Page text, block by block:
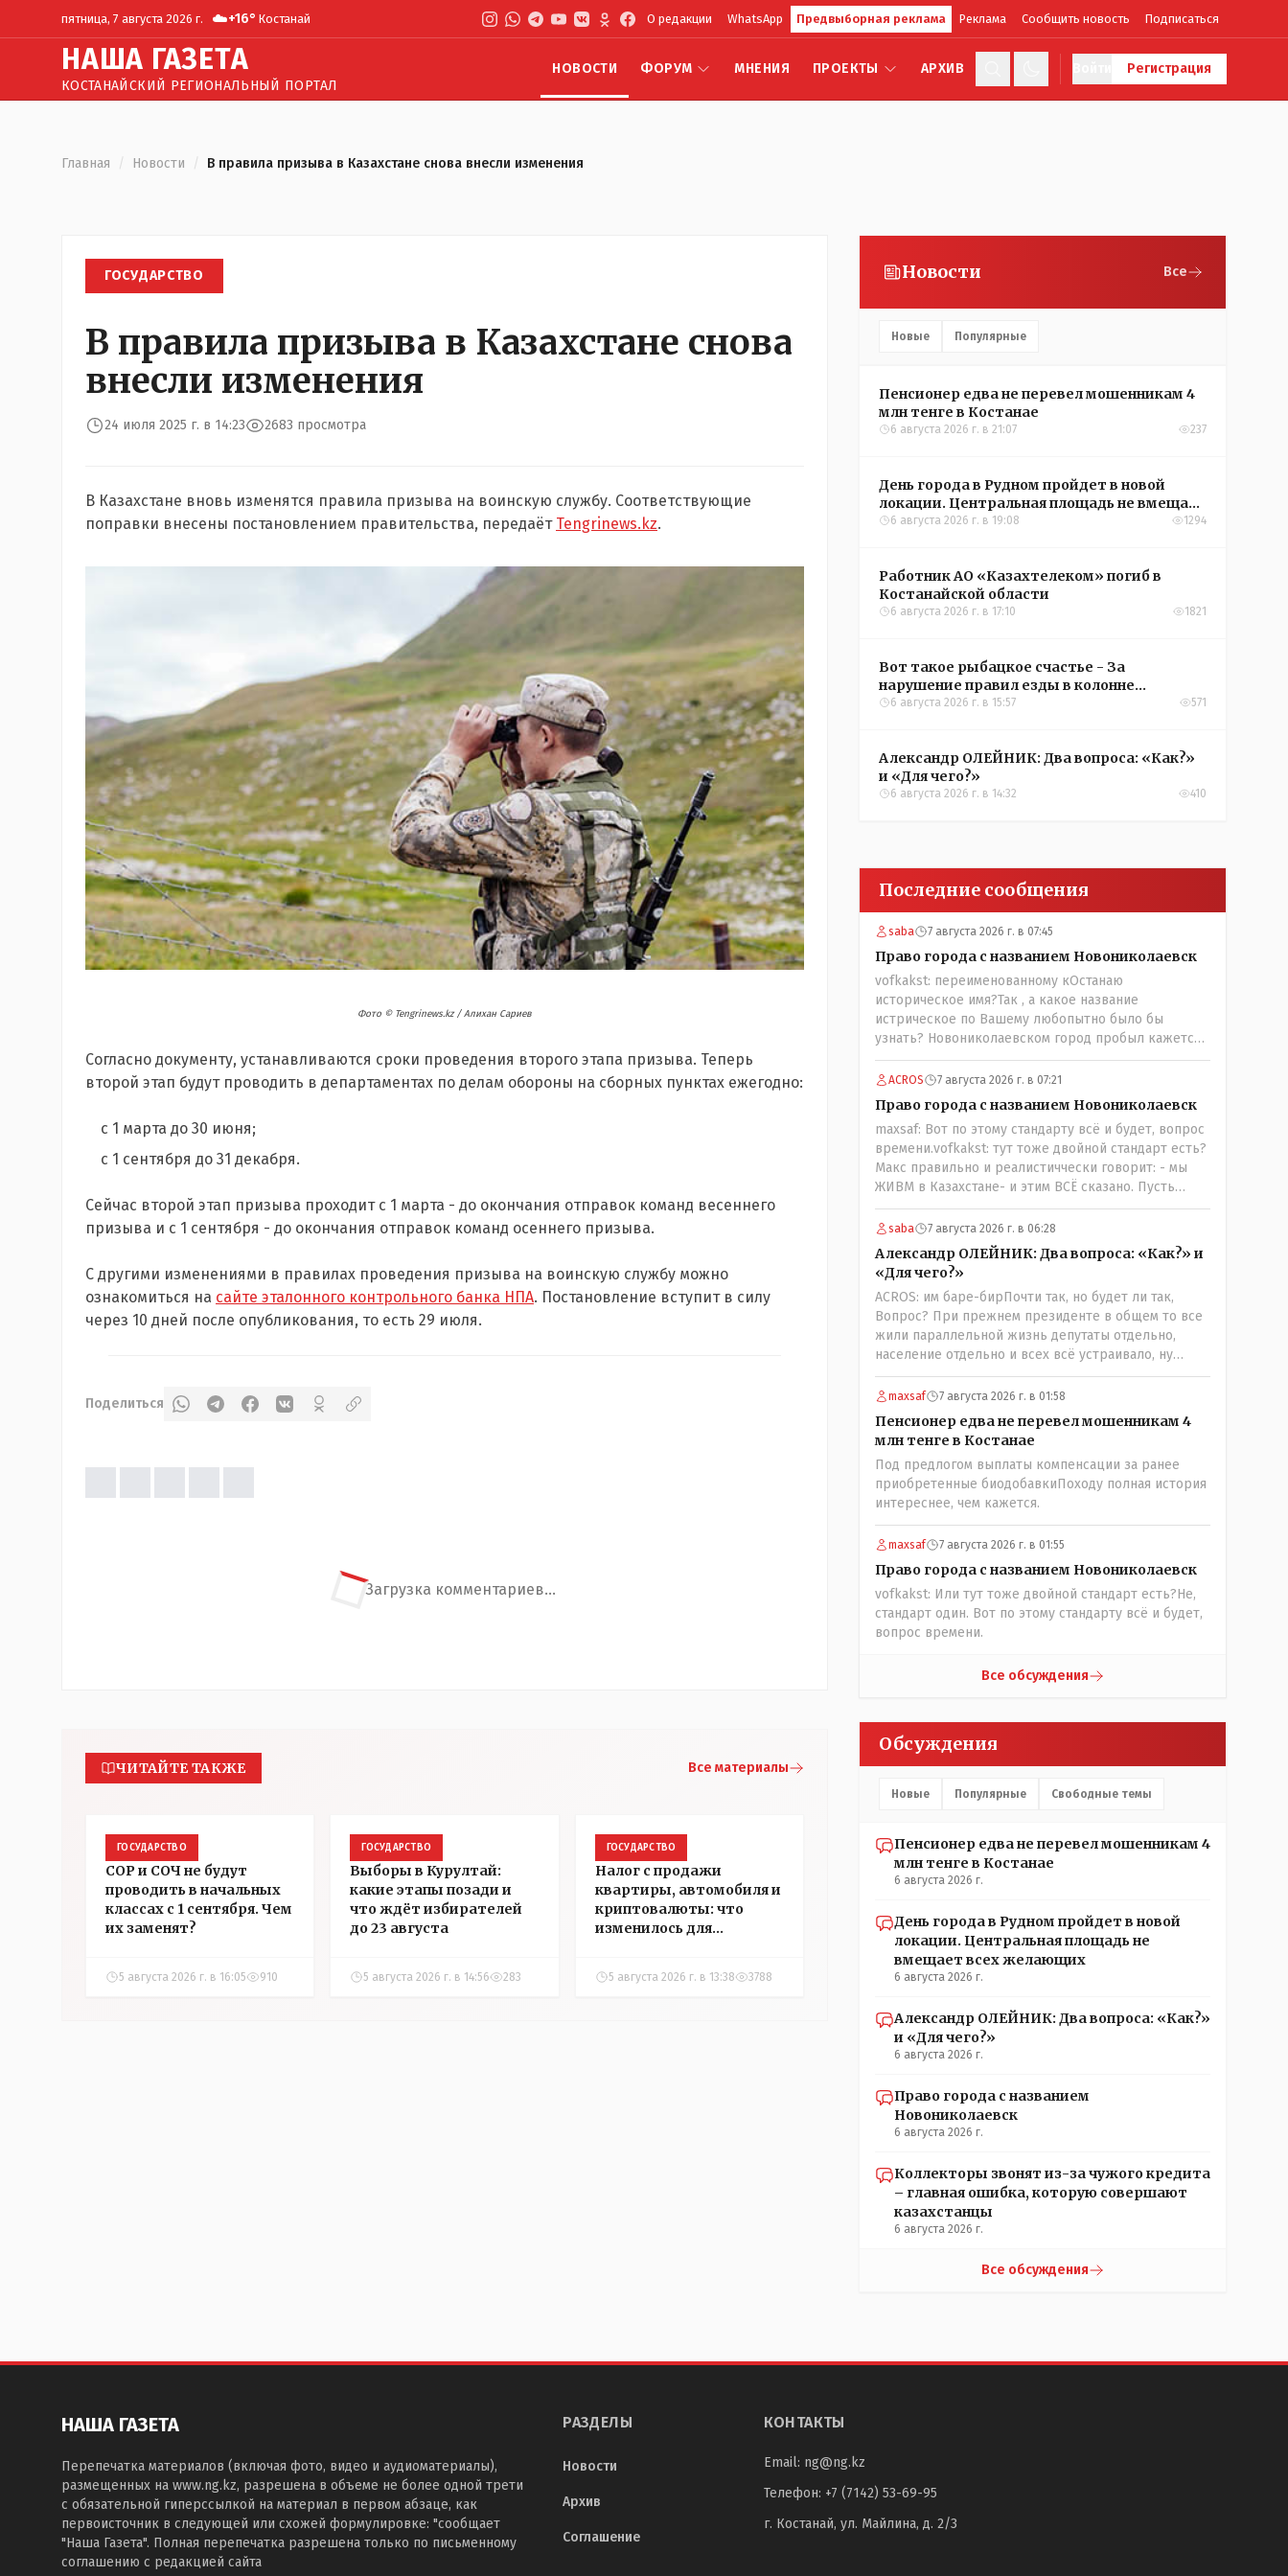
пятница, 7 августа 2026 г. ☁️+16° Костанай О редакции WhatsApp Предвыборная реклама Реклама Сообщить новость Подписаться
НАША ГАЗЕТА
КОСТАНАЙСКИЙ РЕГИОНАЛЬНЫЙ ПОРТАЛ
НОВОСТИ ФОРУМ МНЕНИЯ ПРОЕКТЫ АРХИВ Регистрация
Главная / Новости / В правила призыва в Казахстане снова внесли изменения
ГОСУДАРСТВО
В правила призыва в Казахстане снова
внесли изменения
24 июля 2025 г. в 14:23 2683 просмотра
В Казахстане вновь изменятся правила призыва на воинскую службу. Соответствующие
поправки внесены постановлением правительства, передаёт Tengrinews.kz.
Фото ©️ Tengrinews.kz / Алихан Сариев
Согласно документу, устанавливаются сроки проведения второго этапа призыва. Теперь
второй этап будут проводить в департаментах по делам обороны на сборных пунктах ежегодно:
с 1 марта до 30 июня;
с 1 сентября до 31 декабря.
Сейчас второй этап призыва проходит с 1 марта - до окончания отправок команд весеннего
призыва и с 1 сентября - до окончания отправок команд осеннего призыва.
С другими изменениями в правилах проведения призыва на воинскую службу можно
ознакомиться на сайте эталонного контрольного банка НПА. Постановление вступит в силу
через 10 дней после опубликования, то есть 29 июля.
Поделиться
Загрузка комментариев...
ЧИТАЙТЕ ТАКЖЕ Все материалы
ГОСУДАРСТВО
СОР и СОЧ не будут
проводить в начальных
классах с 1 сентября. Чем
их заменят?
5 августа 2026 г. в 16:05 910
ГОСУДАРСТВО
Выборы в Курултай:
какие этапы позади и
что ждёт избирателей
до 23 августа
5 августа 2026 г. в 14:56 283
ГОСУДАРСТВО
Налог с продажи
квартиры, автомобиля и
криптовалюты: что
изменилось для
5 августа 2026 г. в 13:38 3788
Новости Все
Новые Популярные
Пенсионер едва не перевел мошенникам 4
млн тенге в Костанае
6 августа 2026 г. в 21:07 237
День города в Рудном пройдет в новой
локации. Центральная площадь не вмещает
всех желающих
6 августа 2026 г. в 19:08 1294
Работник АО «Казахтелеком» погиб в
Костанайской области
6 августа 2026 г. в 17:10 1821
Вот такое рыбацкое счастье - За
нарушение правил езды в колонне
оштрафовали участников соревнований в
6 августа 2026 г. в 15:57 571
Александр ОЛЕЙНИК: Два вопроса: «Как?»
и «Для чего?»
6 августа 2026 г. в 14:32 410
Последние сообщения
saba 7 августа 2026 г. в 07:45
Право города с названием Новониколаевск
vofkakst: переименованному кОстанаю
историческое имя?Так , а какое название
истрическое по Вашему любопытно было бы
узнать? Новониколаевском город пробыл кажется
лет 14! Всё остальное время был в русской версии
Кустанаем, теперь в казахской версии Костанай.
например Константинополь в римской версии, стал
Стамбул в турецкой, какое название здесь
историческое?
ACROS 7 августа 2026 г. в 07:21
Право города с названием Новониколаевск
maxsaf: Вот по этому стандарту всё и будет, вопрос
времени.vofkakst: тут тоже двойной стандарт есть?
Макс правильно и реалистиччески говорит: - мы
ЖИВМ в Казахстане- и этим ВСЁ сказано. Пусть
люди попробуют- вдруг получиться, хотя навряд ли,
вы же сами сказали: "....чтобы вернуть
исторические названия городам и весям...."
историческое название согласно этой же статьи :-
Цитата:..."...Комиссия утвердила новое место для
поселения ниже по Тоболу около брода,
находившегося около урочища Кустанай,
предложив назвать его Ново-Николаевским...." Так
что всё в цвет: - Кустанай - историческое название,
а Ново -Николаевск - его назвали пришлые люди.
saba 7 августа 2026 г. в 06:28
Александр ОЛЕЙНИК: Два вопроса: «Как?» и
«Для чего?»
ACROS: им баре-бирПочти так, но будет ли так,
Вопрос? При прежнем президенте в общем то все
жили параллельной жизнь депутаты отдельно,
население отдельно и всех всё устраивало, ну
кроме отдельных очень активных членов общества,
их всегда быстро выявляли и кого за границу, кого
политической жизни страны! А теперь когда власть
потихоньку забирается в карман к народу многим
уже хочется спросить у депутатов:" А народные ли
вы избранники?" Но те глухо отгородились
обезличивающей стеной партии, которую якобы мы
избрали и спросить увы не получается! Парадкс в
том что и власти это не особо нужно, когда пар
скапливается, ему требуется выход, а депутаты
были бы идеальным барашком на заклание! Но как
обычно, спешили, до конца не продумали, а тут ещё
на важных постах где думать должны были никого
не оказалось(отдыхали где то) вот так всё и
maxsaf 7 августа 2026 г. в 01:58
Пенсионер едва не перевел мошенникам 4
млн тенге в Костанае
Под предлогом выплаты компенсации за ранее
приобретенные биодобавкиПоходу полная история
интереснее, чем кажется.
maxsaf 7 августа 2026 г. в 01:55
Право города с названием Новониколаевск
vofkakst: Или тут тоже двойной стандарт есть?Не,
стандарт один. Вот по этому стандарту всё и будет,
вопрос времени.
Все обсуждения
Обсуждения
Новые Популярные Свободные темы
Пенсионер едва не перевел мошенникам 4
млн тенге в Костанае
6 августа 2026 г.
День города в Рудном пройдет в новой
локации. Центральная площадь не
вмещает всех желающих
6 августа 2026 г.
Александр ОЛЕЙНИК: Два вопроса: «Как?»
и «Для чего?»
6 августа 2026 г.
Право города с названием
Новониколаевск
6 августа 2026 г.
Коллекторы звонят из-за чужого кредита
– главная ошибка, которую совершают
казахстанцы
6 августа 2026 г.
Все обсуждения
НАША ГАЗЕТА
Перепечатка материалов (включая фото, видео и аудиоматериалы),
размещенных на www.ng.kz, разрешена в объеме не более одной трети
с обязательной гиперссылкой на материал в первом абзаце, как
первоисточник в следующей или схожей формулировке: "сообщает
"Наша Газета". Полная перепечатка разрешена только по письменному
соглашению с редакцией сайта
РАЗДЕЛЫ
Новости
Архив
Соглашение
КОНТАКТЫ
Email: ng@ng.kz
Телефон: +7 (7142) 53-69-95
г. Костанай, ул. Майлина, д. 2/3